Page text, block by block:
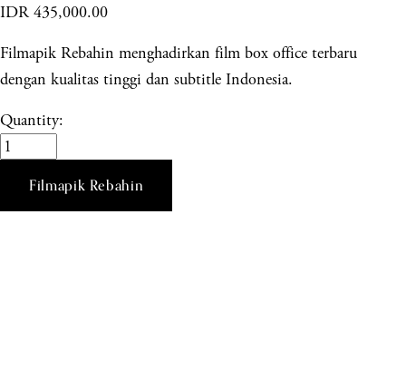
IDR 435,000.00
Filmapik Rebahin menghadirkan film box office terbaru
dengan kualitas tinggi dan subtitle Indonesia.
Quantity:
Filmapik Rebahin